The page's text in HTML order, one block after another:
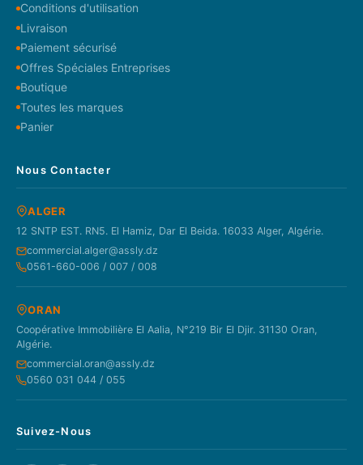
Conditions d'utilisation
Livraison
Paiement sécurisé
Offres Spéciales Entreprises
Boutique
Toutes les marques
Panier
Nous Contacter
ALGER
12 SNTP EST. RN5. El Hamiz, Dar El Beida. 16033 Alger, Algérie.
commercial.alger@assly.dz
0561-660-006 / 007 / 008
ORAN
Coopérative Immobilière El Aalia, N°219 Bir El Djir. 31130 Oran,
Algérie.
commercial.oran@assly.dz
0560 031 044 / 055
Suivez-Nous